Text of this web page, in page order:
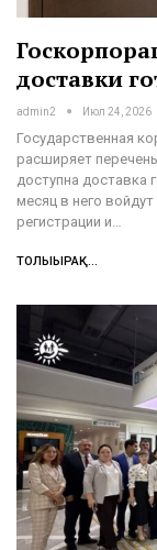
доставки
admin2 Июл 24, 2026
Государственная
расширяет
доступна
месяц в него
регистрации и…
ТОЛЫҒЫРАҚ...